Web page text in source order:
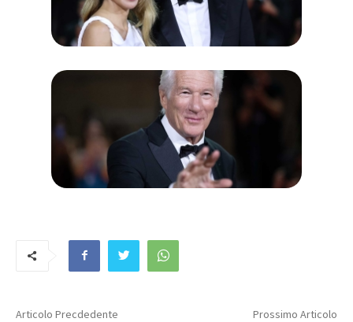
Articolo Precdedente Prossimo Articolo